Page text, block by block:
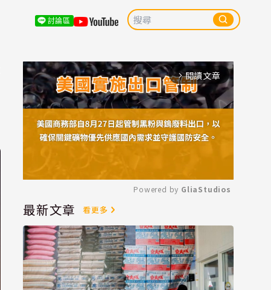
討論區
arrow_forward_ios 閱讀文章
Mute
Powered by GliaStudios
最新文章 看更多